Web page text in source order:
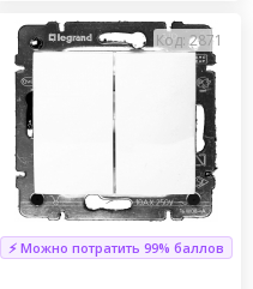
Код: 2871
⚡ Можно потратить 99% баллов